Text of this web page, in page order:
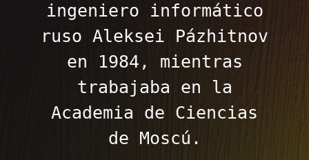
ingeniero informático
ruso Aleksei Pázhitnov
en 1984, mientras
trabajaba en la
Academia de Ciencias
de Moscú.